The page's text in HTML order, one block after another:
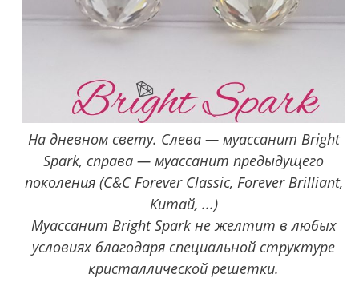
На дневном свету. Слева — муассанит Bright
Spark, справа — муассанит предыдущего
поколения (C&C Forever Classic, Forever Brilliant,
Китай, ...)
Муассанит Bright Spark не желтит в любых
условиях благодаря специальной структуре
кристаллической решетки.